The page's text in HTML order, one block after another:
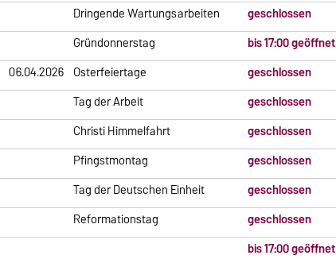
Dringende Wartungsarbeiten
geschlossen
Gründonnerstag
bis 17:00 geöffnet
06.04.2026 Osterfeiertage
geschlossen
Tag der Arbeit
geschlossen
Christi Himmelfahrt
geschlossen
Pfingstmontag
geschlossen
Tag der Deutschen Einheit
geschlossen
Reformationstag
geschlossen
bis 17:00 geöffnet